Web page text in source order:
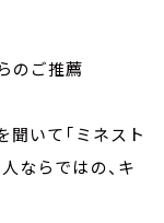
のご推薦
聞いて「ミネスト
ならではの、キ